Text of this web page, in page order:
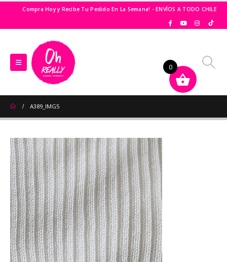
Compra Hoy y Recibe Tu Pedido En La Semana! - ENVÍOS A TODO CHILE
A389_IMG5
0